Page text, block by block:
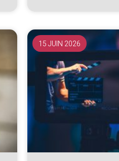
15 JUIN 2026